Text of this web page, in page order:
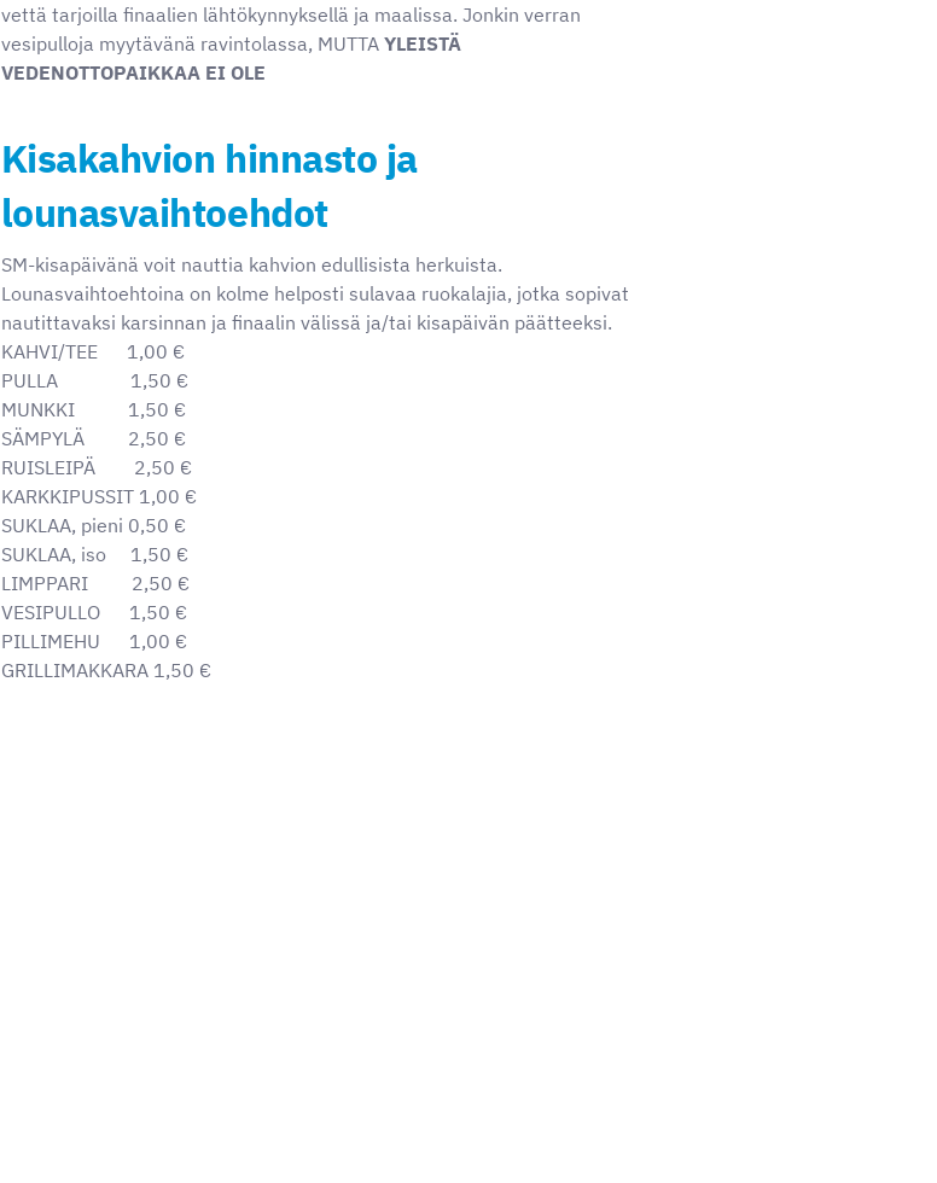
vettä tarjoilla finaalien lähtökynnyksellä ja maalissa. Jonkin verran
vesipulloja myytävänä ravintolassa, MUTTA YLEISTÄ
VEDENOTTOPAIKKAA EI OLE
Kisakahvion hinnasto ja
lounasvaihtoehdot
SM-kisapäivänä voit nauttia kahvion edullisista herkuista.
Lounasvaihtoehtoina on kolme helposti sulavaa ruokalajia, jotka sopivat
nautittavaksi karsinnan ja finaalin välissä ja/tai kisapäivän päätteeksi.
KAHVI/TEE 1,00 €
PULLA 1,50 €
MUNKKI 1,50 €
SÄMPYLÄ 2,50 €
RUISLEIPÄ 2,50 €
KARKKIPUSSIT 1,00 €
SUKLAA, pieni 0,50 €
SUKLAA, iso 1,50 €
LIMPPARI 2,50 €
VESIPULLO 1,50 €
PILLIMEHU 1,00 €
GRILLIMAKKARA 1,50 €